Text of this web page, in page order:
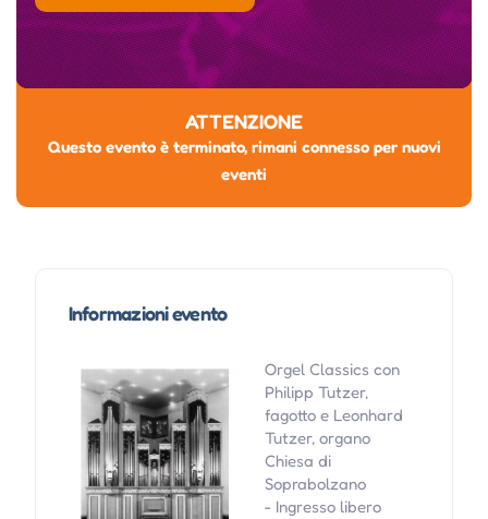
ATTENZIONE
Questo evento è terminato, rimani connesso per nuovi
eventi
Informazioni evento
Orgel Classics con
Philipp Tutzer,
fagotto e Leonhard
Tutzer, organo
Chiesa di
Soprabolzano
- Ingresso libero